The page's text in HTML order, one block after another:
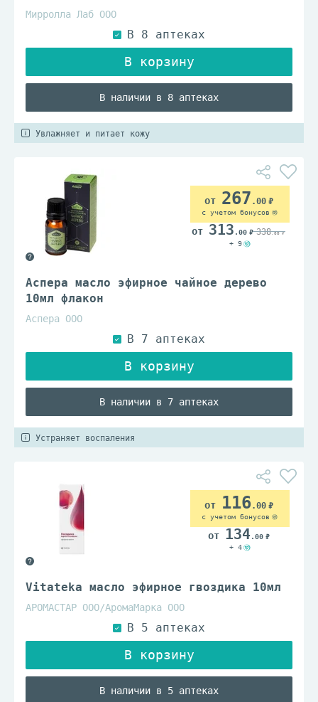
Мирролла Лаб ООО
В наличии в 8 аптеках
Увлажняет и питает кожу
Аспера масло эфирное чайное дерево
10мл флакон
Аспера ООО
В наличии в 7 аптеках
267 .00
с учетом бонусов
313 .00 338.00
+ 9
Устраняет воспаления
Vitateka масло эфирное гвоздика 10мл
АРОМАСТАР ООО/АромаМарка ООО
В наличии в 5 аптеках
116.00
с учетом бонусов
134.00
+ 4